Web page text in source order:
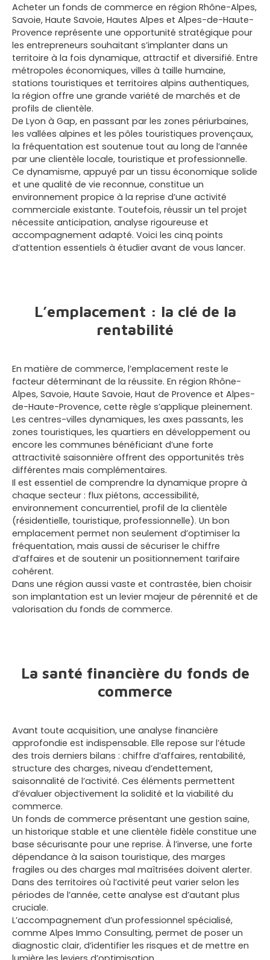
Acheter un fonds de commerce en région Rhône-Alpes,
Savoie, Haute Savoie, Hautes Alpes et Alpes-de-Haute-
Provence représente une opportunité stratégique pour
les entrepreneurs souhaitant s’implanter dans un
territoire à la fois dynamique, attractif et diversifié. Entre
métropoles économiques, villes à taille humaine,
stations touristiques et territoires alpins authentiques,
la région offre une grande variété de marchés et de
profils de clientèle.
De Lyon à Gap, en passant par les zones périurbaines,
les vallées alpines et les pôles touristiques provençaux,
la fréquentation est soutenue tout au long de l’année
par une clientèle locale, touristique et professionnelle.
Ce dynamisme, appuyé par un tissu économique solide
et une qualité de vie reconnue, constitue un
environnement propice à la reprise d’une activité
commerciale existante. Toutefois, réussir un tel projet
nécessite anticipation, analyse rigoureuse et
accompagnement adapté. Voici les cinq points
d’attention essentiels à étudier avant de vous lancer.
L’emplacement : la clé de la
rentabilité
En matière de commerce, l’emplacement reste le
facteur déterminant de la réussite. En région Rhône-
Alpes, Savoie, Haute Savoie, Haut de Provence et Alpes-
de-Haute-Provence, cette règle s’applique pleinement.
Les centres-villes dynamiques, les axes passants, les
zones touristiques, les quartiers en développement ou
encore les communes bénéficiant d’une forte
attractivité saisonnière offrent des opportunités très
différentes mais complémentaires.
Il est essentiel de comprendre la dynamique propre à
chaque secteur : flux piétons, accessibilité,
environnement concurrentiel, profil de la clientèle
(résidentielle, touristique, professionnelle). Un bon
emplacement permet non seulement d’optimiser la
fréquentation, mais aussi de sécuriser le chiffre
d’affaires et de soutenir un positionnement tarifaire
cohérent.
Dans une région aussi vaste et contrastée, bien choisir
son implantation est un levier majeur de pérennité et de
valorisation du fonds de commerce.
La santé financière du fonds de
commerce
Avant toute acquisition, une analyse financière
approfondie est indispensable. Elle repose sur l’étude
des trois derniers bilans : chiffre d’affaires, rentabilité,
structure des charges, niveau d’endettement,
saisonnalité de l’activité. Ces éléments permettent
d’évaluer objectivement la solidité et la viabilité du
commerce.
Un fonds de commerce présentant une gestion saine,
un historique stable et une clientèle fidèle constitue une
base sécurisante pour une reprise. À l’inverse, une forte
dépendance à la saison touristique, des marges
fragiles ou des charges mal maîtrisées doivent alerter.
Dans des territoires où l’activité peut varier selon les
périodes de l’année, cette analyse est d’autant plus
cruciale.
L’accompagnement d’un professionnel spécialisé,
comme Alpes Immo Consulting, permet de poser un
diagnostic clair, d’identifier les risques et de mettre en